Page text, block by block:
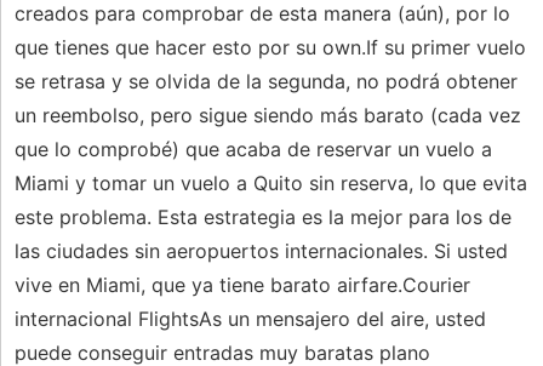
creados para comprobar de esta manera (aún), por lo
que tienes que hacer esto por su own.If su primer vuelo
se retrasa y se olvida de la segunda, no podrá obtener
un reembolso, pero sigue siendo más barato (cada vez
que lo comprobé) que acaba de reservar un vuelo a
Miami y tomar un vuelo a Quito sin reserva, lo que evita
este problema. Esta estrategia es la mejor para los de
las ciudades sin aeropuertos internacionales. Si usted
vive en Miami, que ya tiene barato airfare.Courier
internacional FlightsAs un mensajero del aire, usted
puede conseguir entradas muy baratas plano